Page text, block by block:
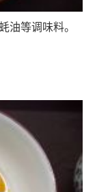
油等调味料。